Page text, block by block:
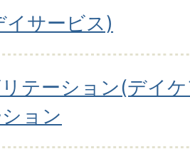
イサービス)
テーション(デイ
ョン